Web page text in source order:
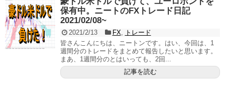
保有中。ニートのFXトレード日記
2021/02/08~
2021/2/13 FX, トレード
皆さんこんにちは、ニートンです。はい、今回は、1
週間分のトレードをまとめて報告したいと思います。
まあ、1週間分のとはいっても、2回...
記事を読む